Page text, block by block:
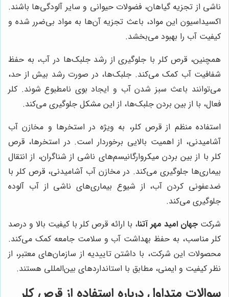
ناشی از تجزیه گیاهان، فضولات حیوانی و سایر آلودگی‌ها باشند.
اکسیداسیون این مواد، باعث تجزیه آن‌ها به مواد بی‌ضرر شده و
کیفیت آب را بهبود می‌بخشد.
همچنین، قرص کلر با جلوگیری از رشد جلبک‌ها در آب، به حفظ
شفافیت آب کمک می‌کند. جلبک‌ها، در صورت رشد بیش از حد،
می‌توانند باعث سبز شدن آب و ایجاد بوی نامطبوع شوند. کلر
فعال، با از بین بردن جلبک‌ها، از این مشکل جلوگیری می‌کند.
استفاده منظم از قرص کلر، به ویژه در استخرها و مخازن آب
آشامیدنی، از اهمیت بالایی برخوردار است. در استخرها، قرص
کلر با از بین بردن میکروارگانیسم‌های ناشی از شناگران، از انتقال
بیماری‌ها جلوگیری می‌کند. در مخازن آب آشامیدنی، قرص کلر با
ضدعفونی کردن آب، از شیوع بیماری‌های ناشی از آب آلوده
جلوگیری می‌کند.
شرکتجهان امید مهر آتنا، با ارائه قرص کلر با کیفیت بالا و درصد
کلر مناسب، به حفظ بهداشت آب و سلامت جامعه کمک می‌کند.
محصولات این شرکت، با داشتن تاییدیه از سازمان‌های معتبر، از
نظر کیفیت و ایمنی، مطابق با استانداردهای بین‌المللی هستند.